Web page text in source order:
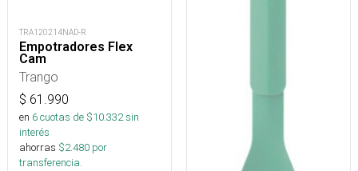
TRA120214NAD-R
Empotradores Flex
Cam
Trango
$ 61.990
en 6cuotas de $10.332sin
interés
ahorras $2.480 por
transferencia.